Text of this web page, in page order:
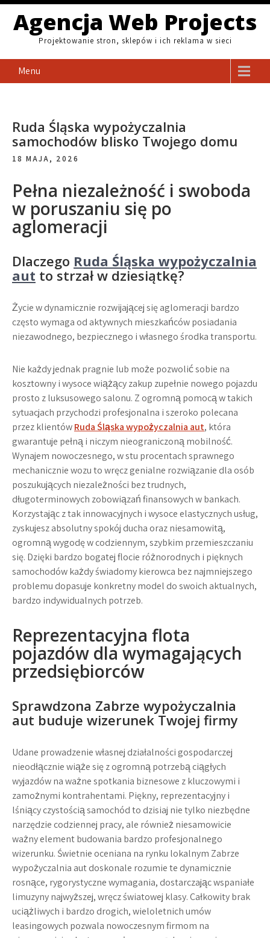
Skip
content
Agencja Web Projects
Projektowanie stron, sklepów i ich reklama w sieci
Menu
Ruda Śląska wypożyczalnia
samochodów blisko Twojego domu
18 MAJA, 2026
Pełna niezależność i swoboda
w poruszaniu się po
aglomeracji
Dlaczego Ruda Śląska wypożyczalnia
aut to strzał w dziesiątkę?
Życie w dynamicznie rozwijającej się aglomeracji bardzo
często wymaga od aktywnych mieszkańców posiadania
niezawodnego, bezpiecznego i własnego środka transportu.
Nie każdy jednak pragnie lub może pozwolić sobie na
kosztowny i wysoce wiążący zakup zupełnie nowego pojazdu
prosto z luksusowego salonu. Z ogromną pomocą w takich
sytuacjach przychodzi profesjonalna i szeroko polecana
przez klientówRuda Śląska wypożyczalnia aut, która
gwarantuje pełną i niczym nieograniczoną mobilność.
Wynajem nowoczesnego, w stu procentach sprawnego
mechanicznie wozu to wręcz genialne rozwiązanie dla osób
poszukujących niezależności bez trudnych,
długoterminowych zobowiązań finansowych w bankach.
Korzystając z tak innowacyjnych i wysoce elastycznych usług,
zyskujesz absolutny spokój ducha oraz niesamowitą,
ogromną wygodę w codziennym, szybkim przemieszczaniu
się. Dzięki bardzo bogatej flocie różnorodnych i pięknych
samochodów każdy świadomy kierowca bez najmniejszego
problemu dopasuje konkretny model do swoich aktualnych,
bardzo indywidualnych potrzeb.
Reprezentacyjna flota
pojazdów dla wymagających
przedsiębiorców
Sprawdzona Zabrze wypożyczalnia
aut buduje wizerunek Twojej firmy
Udane prowadzenie własnej działalności gospodarczej
nieodłącznie wiąże się z ogromną potrzebą ciągłych
wyjazdów na ważne spotkania biznesowe z kluczowymi i
zamożnymi kontrahentami. Piękny, reprezentacyjny i
lśniący czystością samochód to dzisiaj nie tylko niezbędne
narzędzie codziennej pracy, ale również niesamowicie
ważny element budowania bardzo profesjonalnego
wizerunku. Świetnie oceniana na rynku lokalnym Zabrze
wypożyczalnia autdoskonale rozumie te dynamicznie
rosnące, rygorystyczne wymagania, dostarczając wspaniałe
limuzyny najwyższej, wręcz światowej klasy. Całkowity brak
uciążliwych i bardzo drogich, wieloletnich umów
leasingowych pozwala nowoczesnym firmom na